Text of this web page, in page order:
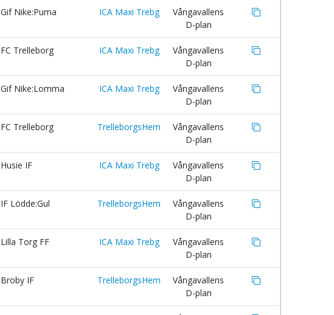
Gif Nike:Puma ICA Maxi Trebg
Vångavallens
D-plan
FC Trelleborg ICA Maxi Trebg
Vångavallens
D-plan
Gif Nike:Lomma ICA Maxi Trebg
Vångavallens
D-plan
FC Trelleborg TrelleborgsHem
Vångavallens
D-plan
Husie IF ICA Maxi Trebg
Vångavallens
D-plan
IF Lödde:Gul TrelleborgsHem
Vångavallens
D-plan
Lilla Torg FF ICA Maxi Trebg
Vångavallens
D-plan
Broby IF TrelleborgsHem
Vångavallens
D-plan